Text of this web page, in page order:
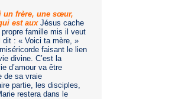
un frère, une sœur,
est aux Jésus cache
propre famille mis il veut
dit : « Voici ta mère, »
faisant le lien
divine. C’est la
d’amour va être
de sa vraie
partie, les disciples,
restera dans le